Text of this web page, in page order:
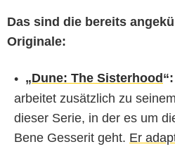
Das sind die bereits
Originale:
„Dune: The Sisterhood“:
arbeitet zusätzlich zu
dieser Serie, in der es um
Bene Gesserit geht. Er